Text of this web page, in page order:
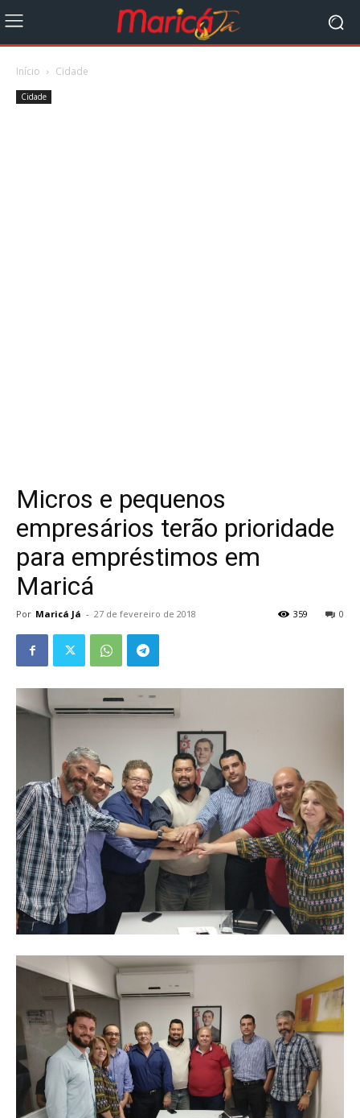
Início Cidade
Cidade
Micros e pequenos
empresários terão prioridade
para empréstimos em
Maricá
Por Maricá Já - 27 de fevereiro de 2018 0
359